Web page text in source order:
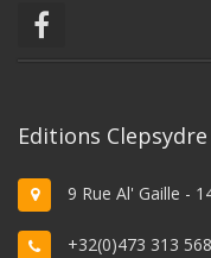
Editions Clepsydre
9 Rue Al' Gaille -
+32(0)473 313 568